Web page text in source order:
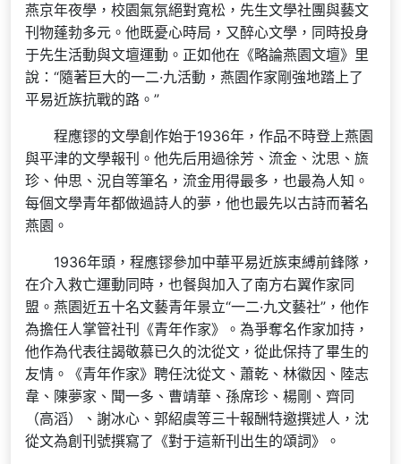
燕京年夜學，校園氣氛絕對寬松，先生文學社團與藝文
刊物蓬勃多元。他既憂心時局，又醉心文學，同時投身
于先生活動與文壇運動。正如他在《略論燕園文壇》里
說：“隨著巨大的一二·九活動，燕園作家剛強地踏上了
平易近族抗戰的路。”
程應镠的文學創作始于1936年，作品不時登上燕園
與平津的文學報刊。他先后用過徐芳、流金、沈思、旒
珍、仲思、況自等筆名，流金用得最多，也最為人知。
每個文學青年都做過詩人的夢，他也最先以古詩而著名
燕園。
1936年頭，程應镠參加中華平易近族束縛前鋒隊，
在介入救亡運動同時，也餐與加入了南方右翼作家同
盟。燕園近五十名文藝青年景立“一二·九文藝社”，他作
為擔任人掌管社刊《青年作家》。為爭奪名作家加持，
他作為代表往謁敬慕已久的沈從文，從此保持了畢生的
友情。《青年作家》聘任沈從文、蕭乾、林徽因、陸志
韋、陳夢家、聞一多、曹靖華、孫席珍、楊剛、齊同
（高滔）、謝冰心、郭紹虞等三十報酬特邀撰述人，沈
從文為創刊號撰寫了《對于這新刊出生的頌詞》。